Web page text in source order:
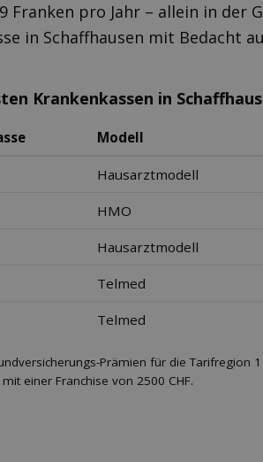
Franken pro Jahr – allein in der
in Schaffhausen mit Bedacht
Krankenkassen in
Modell
Hausarztmodell
HMO
Hausarztmodell
Telmed
Telmed
Prämien für die Tarifregion
einer Franchise von 2500 CHF.